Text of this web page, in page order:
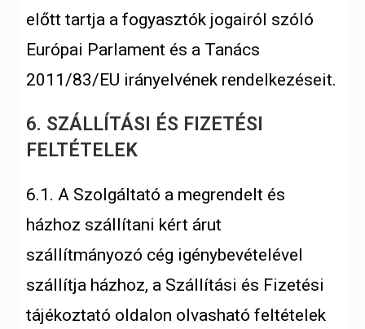
előtt tartja a fogyasztók jogairól szóló
Európai Parlament és a Tanács
2011/83/EU irányelvének rendelkezéseit.
6. SZÁLLÍTÁSI ÉS FIZETÉSI
FELTÉTELEK
6.1. A Szolgáltató a megrendelt és
házhoz szállítani kért árut
szállítmányozó cég igénybevételével
szállítja házhoz, a Szállítási és Fizetési
tájékoztató oldalon olvasható feltételek